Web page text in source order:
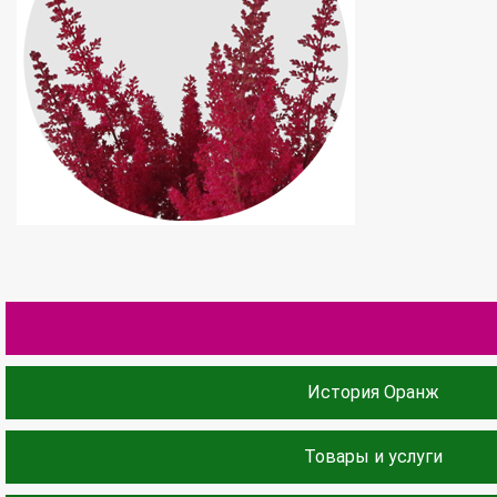
История Оранж
Товары и услуги